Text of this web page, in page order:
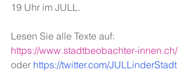
19 Uhr im JULL.
Lesen Sie alle Texte auf:
https://www.stadtbeobachter-innen.ch/
oder https://twitter.com/JULLinderStadt